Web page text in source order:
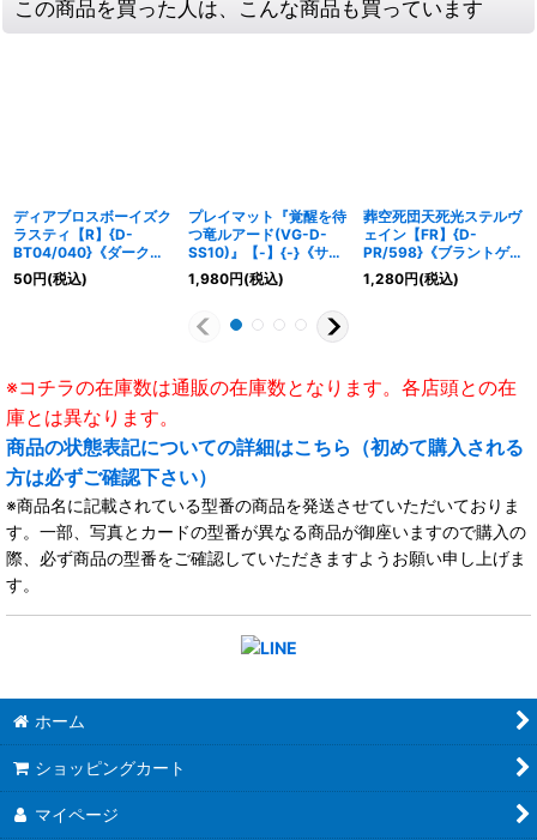
この商品を買った人は、こんな商品も買っています
ディアブロスボーイズク
ラスティ【R】{D-
BT04/040}《ダークス
テイツ》
50円(税込)
プレイマット『覚醒を待
つ竜ルアード(VG-D-
SS10)』【-】{-}《サプ
ライ》
1,980円(税込)
葬空死団天死光ステルヴ
ェイン【FR】{D-
PR/598}《ブラントゲー
ト》
1,280円(税込)
※コチラの在庫数は通販の在庫数となります。各店頭との在
庫とは異なります。
商品の状態表記についての詳細はこちら（初めて購入される
方は必ずご確認下さい）
※商品名に記載されている型番の商品を発送させていただいておりま
す。一部、写真とカードの型番が異なる商品が御座いますので購入の
際、必ず商品の型番をご確認していただきますようお願い申し上げま
す。
ホーム
ショッピングカート
マイページ